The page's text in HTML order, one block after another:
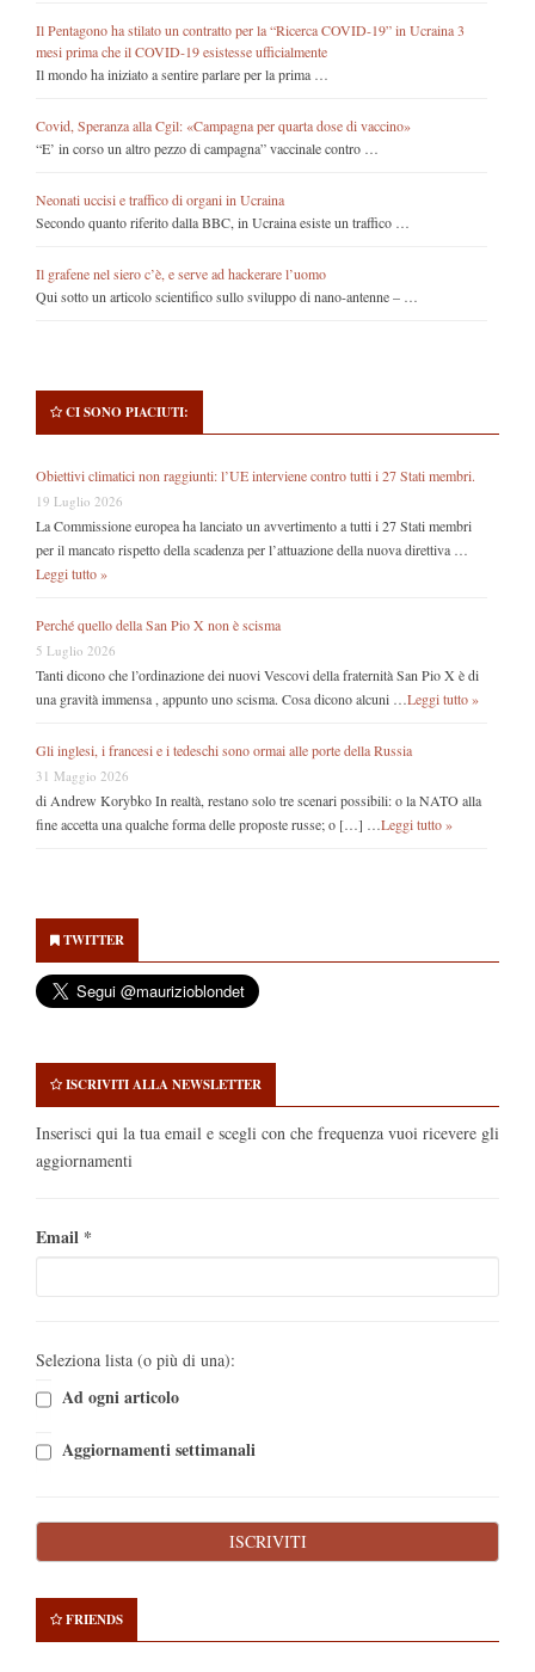
Il Pentagono ha stilato un contratto per la “Ricerca COVID-19” in Ucraina 3
mesi prima che il COVID-19 esistesse ufficialmente
Il mondo ha iniziato a sentire parlare per la prima …
Covid, Speranza alla Cgil: «Campagna per quarta dose di vaccino»
“E’ in corso un altro pezzo di campagna” vaccinale contro …
Neonati uccisi e traffico di organi in Ucraina
Secondo quanto riferito dalla BBC, in Ucraina esiste un traffico …
Il grafene nel siero c’è, e serve ad hackerare l’uomo
Qui sotto un articolo scientifico sullo sviluppo di nano-antenne – …
CI SONO PIACIUTI:
Obiettivi climatici non raggiunti: l’UE interviene contro tutti i 27 Stati membri.
19 Luglio 2026
La Commissione europea ha lanciato un avvertimento a tutti i 27 Stati membri
per il mancato rispetto della scadenza per l’attuazione della nuova direttiva …
Leggi tutto »
Perché quello della San Pio X non è scisma
5 Luglio 2026
Tanti dicono che l’ordinazione dei nuovi Vescovi della fraternità San Pio X è di
una gravità immensa , appunto uno scisma. Cosa dicono alcuni …Leggi tutto »
Gli inglesi, i francesi e i tedeschi sono ormai alle porte della Russia
31 Maggio 2026
di Andrew Korybko In realtà, restano solo tre scenari possibili: o la NATO alla
fine accetta una qualche forma delle proposte russe; o […] …Leggi tutto »
Sidebar
TWITTER
ISCRIVITI ALLA NEWSLETTER
Inserisci qui la tua email e scegli con che frequenza vuoi ricevere gli
aggiornamenti
Email *
Seleziona lista (o più di una):
Ad ogni articolo
Aggiornamenti settimanali
FRIENDS